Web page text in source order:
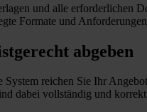
und alle erforderlichen
Formate und Anforderungen
abgeben
System reichen Sie Ihr
dabei vollständig und